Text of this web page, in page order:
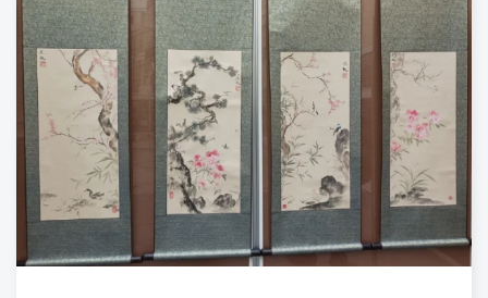
рождения.Таким образом, выставка «Осенняя
палитра семьи — […]
Подробно